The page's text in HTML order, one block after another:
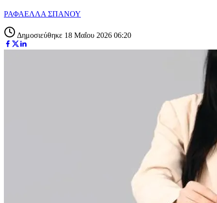
ΡΑΦΑΕΛΛΑ ΣΠΑΝΟΥ
Δημοσιεύθηκε 18 Μαΐου 2026 06:20